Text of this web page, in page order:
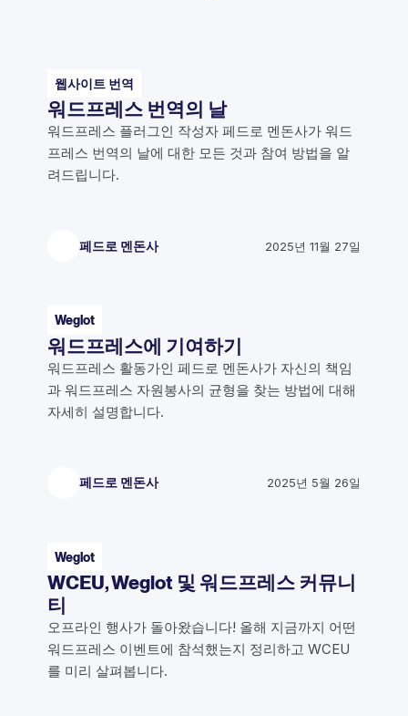
웹사이트 번역
워드프레스 번역의 날
워드프레스 플러그인 작성자 페드로 멘돈사가 워드
프레스 번역의 날에 대한 모든 것과 참여 방법을 알
려드립니다.
페드로 멘돈사 2025년 11월 27일
Weglot
워드프레스에 기여하기
워드프레스 활동가인 페드로 멘돈사가 자신의 책임
과 워드프레스 자원봉사의 균형을 찾는 방법에 대해
자세히 설명합니다.
페드로 멘돈사 2025년 5월 26일
Weglot
WCEU, Weglot 및 워드프레스 커뮤니
티
오프라인 행사가 돌아왔습니다! 올해 지금까지 어떤
워드프레스 이벤트에 참석했는지 정리하고 WCEU
를 미리 살펴봅니다.